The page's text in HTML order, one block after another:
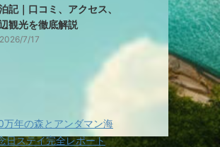
記｜口コミ、アクセス、
観光を徹底解説
2026/7/17
年の森とアンダマン海
日ステイ完全レポート